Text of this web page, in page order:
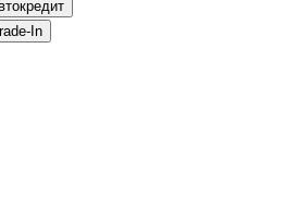
автокредит
Trade-In